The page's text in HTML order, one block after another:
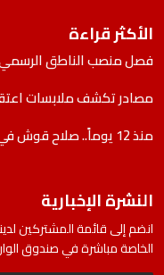
الأكثر قراءة
فصل منصب الناطق الرسمي
مصادر تكشف ملابسات
منذ 12 يوماً.. صلاح قوش في بورتسودان
النشرة الإخبارية
انضم إلى قائمة المشتركين
الخاصة مباشرة في صندوق